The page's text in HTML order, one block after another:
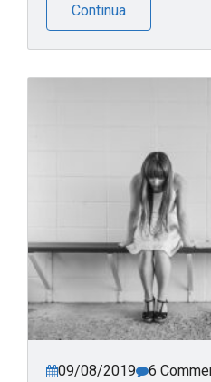
Continua
09/08/2019 6